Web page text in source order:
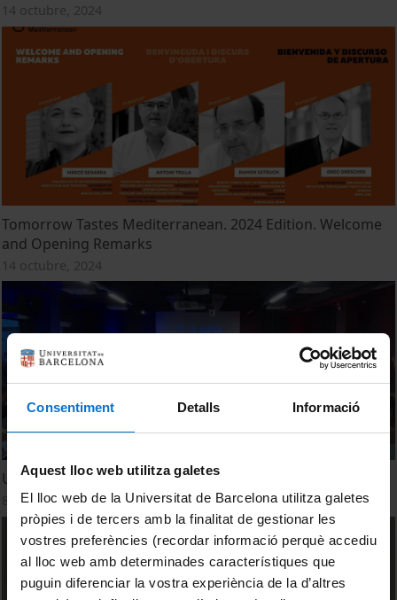
Consentiment Detalls Informació
Aquest lloc web utilitza galetes
El lloc web de la Universitat de Barcelona utilitza galetes
pròpies i de tercers amb la finalitat de gestionar les
vostres preferències (recordar informació perquè accediu
al lloc web amb determinades característiques que
puguin diferenciar la vostra experiència de la d’altres
14 octubre, 2024
Tomorrow Tastes Mediterranean. 2024 Edition. Welcome
and Opening Remarks
14 octubre, 2024
UB Alma Mater - Media Day
8 octubre, 2024